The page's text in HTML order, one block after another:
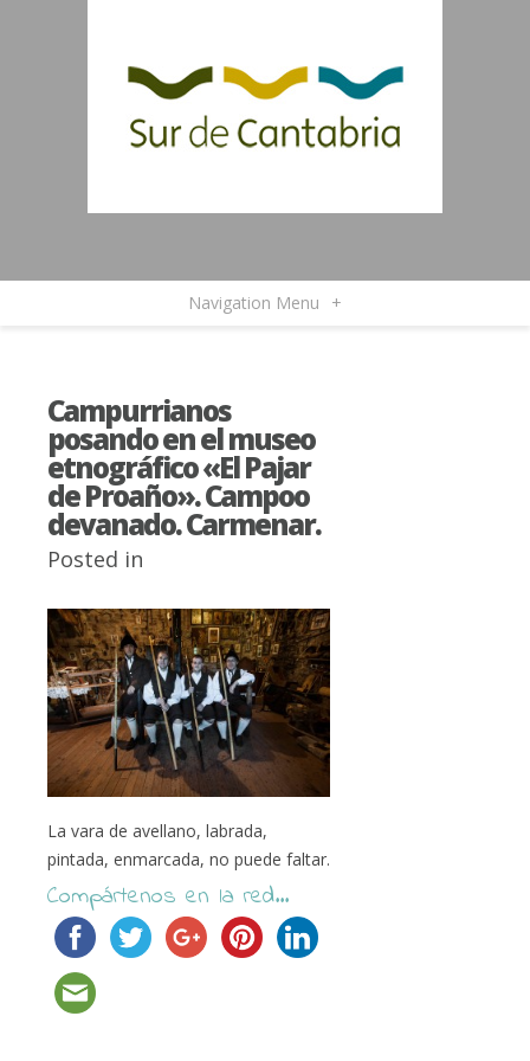
Navigation Menu +
Campurrianos
posando en el museo
etnográfico «El Pajar
de Proaño». Campoo
devanado. Carmenar.
Posted in
La vara de avellano, labrada,
pintada, enmarcada, no puede faltar.
Compártenos en la red...